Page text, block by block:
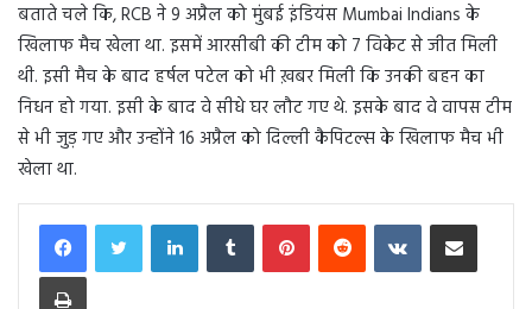
बताते चले कि, RCB ने 9 अप्रैल को मुंबई इंडियंस Mumbai Indians के
खिलाफ मैच खेला था. इसमें आरसीबी की टीम को 7 विकेट से जीत मिली
थी. इसी मैच के बाद हर्षल पटेल को भी ख़बर मिली कि उनकी बहन का
निधन हो गया. इसी के बाद वे सीधे घर लौट गए थे. इसके बाद वे वापस टीम
से भी जुड़ गए और उन्होंने 16 अप्रैल को दिल्ली कैपिटल्स के खिलाफ मैच भी
खेला था.
LinkedInTumblr PinterestReddit VKontakteShare via Email
Print